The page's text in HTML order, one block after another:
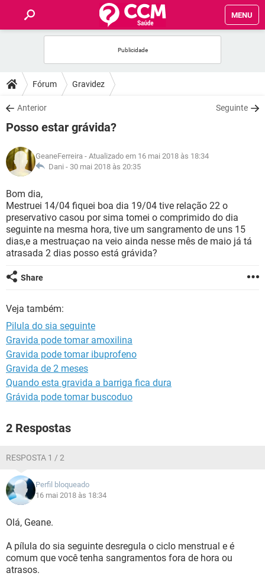
MENU
FÓRUM
SAÚDE
NUTRIÇÃO
BEM-ESTAR
SEXUALIDADE
GLOSSÁRIO
Fórum Gravidez
Anterior Seguinte
Posso estar grávida?
GeaneFerreira - Atualizado em 16 mai 2018 às 18:34
Dani - 30 mai 2018 às 20:35
Bom dia,
Mestruei 14/04 fiquei boa dia 19/04 tive relação 22 o
preservativo casou por sima tomei o comprimido do dia
seguinte na mesma hora, tive um sangramento de uns 15
dias,e a mestruaçao na veio ainda nesse mês de maio já tá
atrasada 2 dias posso está grávida?
Share
Veja também:
Pilula do sia seguinte
Gravida pode tomar amoxilina
Gravida pode tomar ibuprofeno
Gravida de 2 meses
Quando esta gravida a barriga fica dura
Grávida pode tomar buscoduo
2 Respostas
RESPOSTA 1 / 2
Perfil bloqueado
16 mai 2018 às 18:34
Olá, Geane.
A pílula do sia seguinte desregula o ciclo menstrual e é
comum que você tenha sangramentos fora de hora ou
atrasos.